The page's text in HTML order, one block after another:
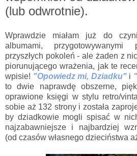
(lub odwrotnie).
Wprawdzie miałam już do
albumami,
przyszłych pokoleń - ale żaden z
piorunującego wrażenia, jak te
wpisie! "Opowiedz mi, Dziadku"i
to dwie naprawdę obszerne,
oprawione księgi w stylu retro/
sobie aż 132 strony i została
by dziadkowie mogli spisać w
najzabawniejsze i najbardziej
(od czasów własnego dzieciństwa